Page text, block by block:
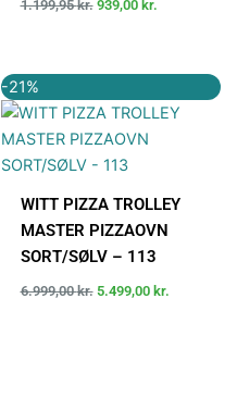
1.199,95kr. 939,00 kr.
-21%
WITT PIZZA TROLLEY
MASTER PIZZAOVN
SORT/SØLV – 113
6.999,00kr.
oprindelige
pris
var:
6.999,00 kr..
5.499,00 kr.
aktuelle
pris